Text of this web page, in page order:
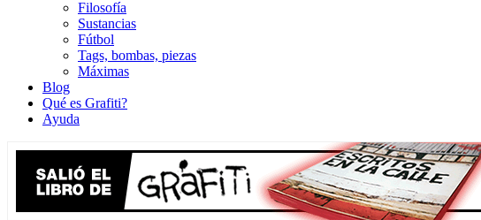
Filosofía
Sustancias
Fútbol
Tags, bombas, piezas
Máximas
Blog
Qué es Grafiti?
Ayuda